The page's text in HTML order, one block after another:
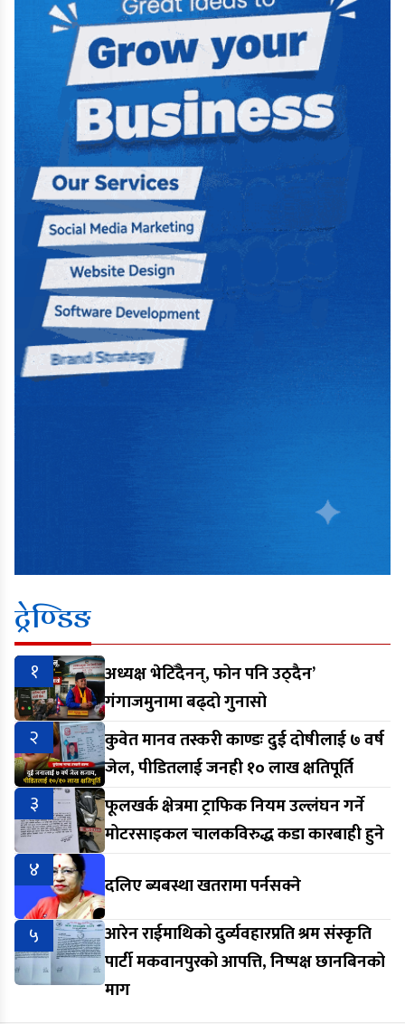
ट्रेण्डिङ
१
अध्यक्ष भेटिँदैनन्, फोन पनि उठ्दैन’
गंगाजमुनामा बढ्दो गुनासो
२
कुवेत मानव तस्करी काण्डः दुई दोषीलाई ७ वर्ष
जेल, पीडितलाई जनही १० लाख क्षतिपूर्ति
३
फूलखर्क क्षेत्रमा ट्राफिक नियम उल्लंघन गर्ने
मोटरसाइकल चालकविरुद्ध कडा कारबाही हुने
४
दलिए ब्यबस्था खतरामा पर्नसक्ने
५
आरेन राईमाथिको दुर्व्यवहारप्रति श्रम संस्कृति
पार्टी मकवानपुरको आपत्ति, निष्पक्ष छानबिनको
माग